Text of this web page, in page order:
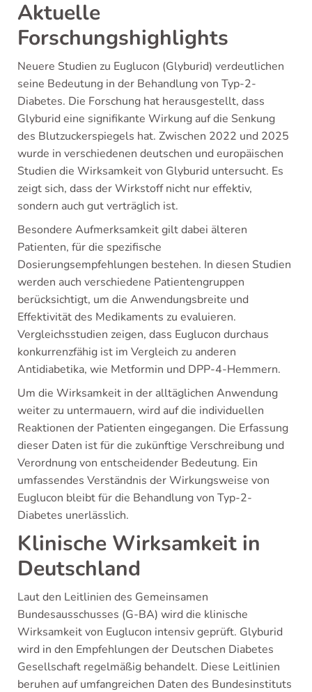
Aktuelle
Forschungshighlights
Neuere Studien zu Euglucon (Glyburid) verdeutlichen
seine Bedeutung in der Behandlung von Typ-2-
Diabetes. Die Forschung hat herausgestellt, dass
Glyburid eine signifikante Wirkung auf die Senkung
des Blutzuckerspiegels hat. Zwischen 2022 und 2025
wurde in verschiedenen deutschen und europäischen
Studien die Wirksamkeit von Glyburid untersucht. Es
zeigt sich, dass der Wirkstoff nicht nur effektiv,
sondern auch gut verträglich ist.
Besondere Aufmerksamkeit gilt dabei älteren
Patienten, für die spezifische
Dosierungsempfehlungen bestehen. In diesen Studien
werden auch verschiedene Patientengruppen
berücksichtigt, um die Anwendungsbreite und
Effektivität des Medikaments zu evaluieren.
Vergleichsstudien zeigen, dass Euglucon durchaus
konkurrenzfähig ist im Vergleich zu anderen
Antidiabetika, wie Metformin und DPP-4-Hemmern.
Um die Wirksamkeit in der alltäglichen Anwendung
weiter zu untermauern, wird auf die individuellen
Reaktionen der Patienten eingegangen. Die Erfassung
dieser Daten ist für die zukünftige Verschreibung und
Verordnung von entscheidender Bedeutung. Ein
umfassendes Verständnis der Wirkungsweise von
Euglucon bleibt für die Behandlung von Typ-2-
Diabetes unerlässlich.
Klinische Wirksamkeit in
Deutschland
Laut den Leitlinien des Gemeinsamen
Bundesausschusses (G-BA) wird die klinische
Wirksamkeit von Euglucon intensiv geprüft. Glyburid
wird in den Empfehlungen der Deutschen Diabetes
Gesellschaft regelmäßig behandelt. Diese Leitlinien
beruhen auf umfangreichen Daten des Bundesinstituts